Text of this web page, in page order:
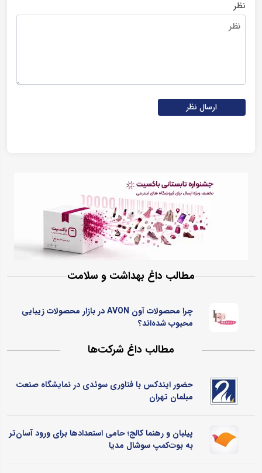
نظر
ارسال نظر
مطالب داغ بهداشت و سلامت
چرا محصولات آون AVON در بازار محصولات زیبایی
محبوب شده‌اند؟
مطالب داغ شرکت‌ها
حضور ایندکس با فناوری سوئدی در نمایشگاه صنعت
مبلمان تهران
پیلبان و رهنما کالج؛ حامی استعدادها برای ورود آسان‌تر
به بوت‌کمپ سوشال مدیا